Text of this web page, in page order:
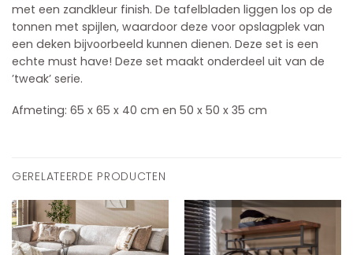
met een zandkleur finish. De tafelbladen liggen los op de
tonnen met spijlen, waardoor deze voor opslagplek van
een deken bijvoorbeeld kunnen dienen. Deze set is een
echte must have! Deze set maakt onderdeel uit van de
’tweak’ serie.
Afmeting: 65 x 65 x 40 cm en 50 x 50 x 35 cm
GERELATEERDE PRODUCTEN